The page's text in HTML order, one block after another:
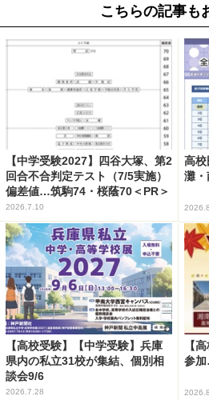
こちらの記事も
【中学受験2027】四谷大塚、第2
回合不合判定テスト（7/5実施）
偏差値…筑駒74・桜蔭70＜PR＞
2026.7.10
高校
灘・
【高校受験】【中学受験】兵庫
県内の私立31校が集結、個別相
談会9/6
2026.7.28
【
参